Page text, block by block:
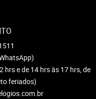
hrs e de 14 hrs às 17 hrs, de
feriados)